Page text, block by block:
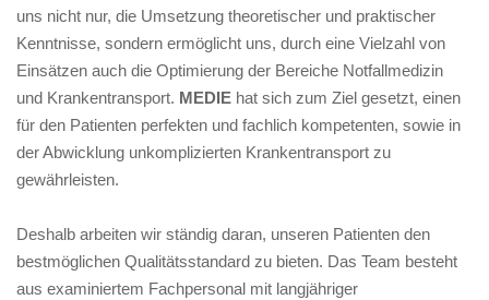
uns nicht nur, die Umsetzung theoretischer und praktischer
Kenntnisse, sondern ermöglicht uns, durch eine Vielzahl von
Einsätzen auch die Optimierung der Bereiche Notfallmedizin
und Krankentransport. MEDIE hat sich zum Ziel gesetzt, einen
für den Patienten perfekten und fachlich kompetenten, sowie in
der Abwicklung unkomplizierten Krankentransport zu
gewährleisten.
Deshalb arbeiten wir ständig daran, unseren Patienten den
bestmöglichen Qualitätsstandard zu bieten. Das Team besteht
aus examiniertem Fachpersonal mit langjähriger